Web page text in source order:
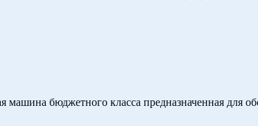
бюджетного класса предназначенная для